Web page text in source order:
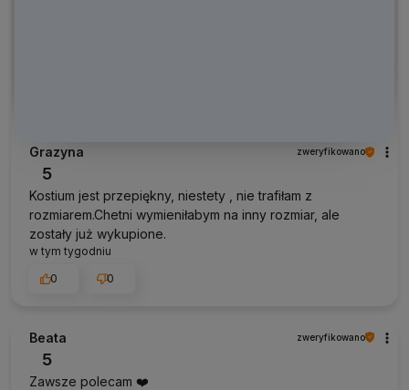
Grazyna zweryfikowano
5
Kostium jest przepiękny, niestety , nie trafiłam z
rozmiarem.Chetni wymieniłabym na inny rozmiar, ale
zostały już wykupione.
w tym tygodniu
0
0
Beata zweryfikowano
5
Zawsze polecam ❤️